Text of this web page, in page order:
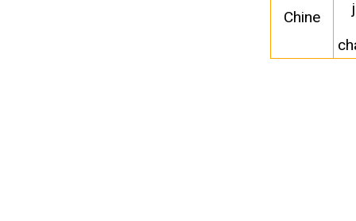
Chine